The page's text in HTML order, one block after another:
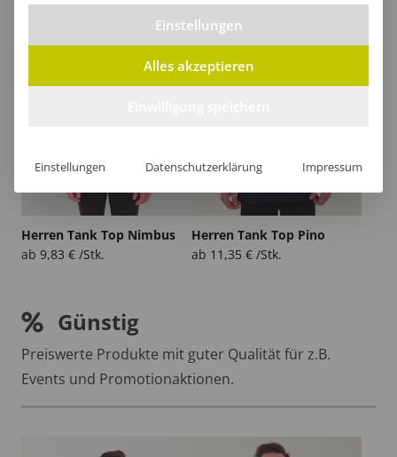
Herren Tank Top Nimbus
ab 9,83 € /Stk.
Herren Tank Top Pino
ab 11,35 € /Stk.
Günstig
Preiswerte Produkte mit guter Qualität für z.B.
Events und Promotionaktionen.
Einstellungen
Alles akzeptieren
Einstellungen Datenschutzerklärung Impressum